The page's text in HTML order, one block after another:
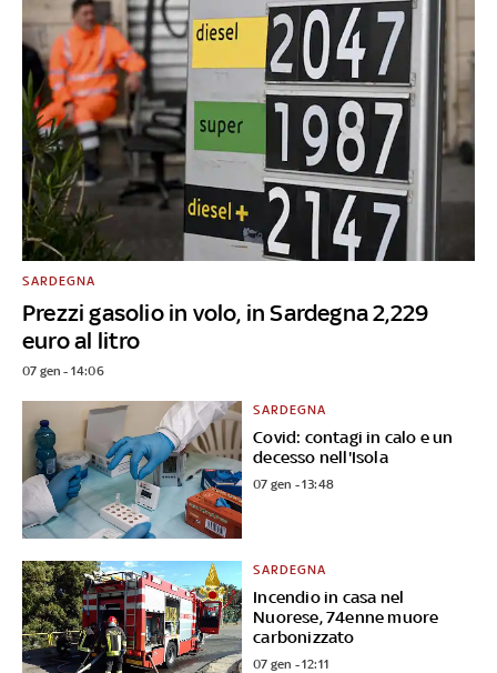
Prezzi gasolio in volo, in Sardegna 2,229
euro al litro
SARDEGNA
07 gen - 14:06
Covid: contagi in calo e un
decesso nell'Isola
SARDEGNA
07 gen - 13:48
Incendio in casa nel
Nuorese, 74enne muore
carbonizzato
SARDEGNA
07 gen - 12:11